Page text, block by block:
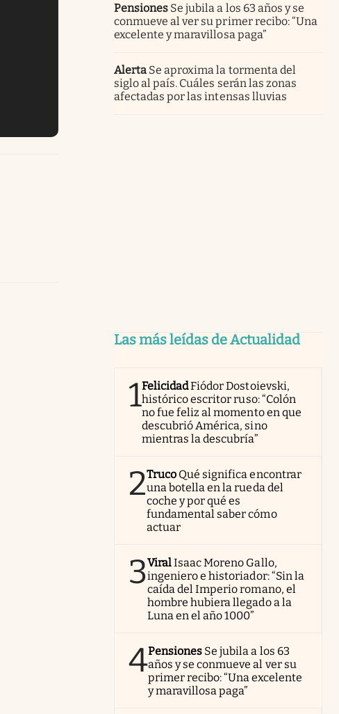
Pensiones Se jubila a los 63 años y se
conmueve al ver su primer recibo: “Una
excelente y maravillosa paga”
Alerta Se aproxima la tormenta del
siglo al país. Cuáles serán las zonas
afectadas por las intensas lluvias
Las más leídas de Actualidad
1FelicidadFiódor Dostoievski,
histórico escritor ruso: “Colón
no fue feliz al momento en que
descubrió América, sino
mientras la descubría”
2Truco Qué significa encontrar
una botella en la rueda del
coche y por qué es
fundamental saber cómo
actuar
3ViralIsaac Moreno Gallo,
ingeniero e historiador: “Sin la
caída del Imperio romano, el
hombre hubiera llegado a la
Luna en el año 1000”
4Pensiones Se jubila a los 63
años y se conmueve al ver su
primer recibo: “Una excelente
y maravillosa paga”